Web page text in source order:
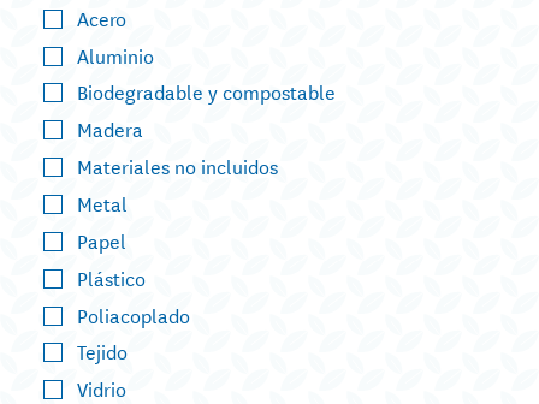
Acero
Aluminio
Biodegradable y compostable
Madera
Materiales no incluidos
Metal
Papel
Plástico
Poliacoplado
Tejido
Vidrio